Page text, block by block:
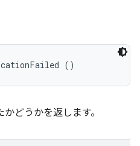
()
どうかを返します。